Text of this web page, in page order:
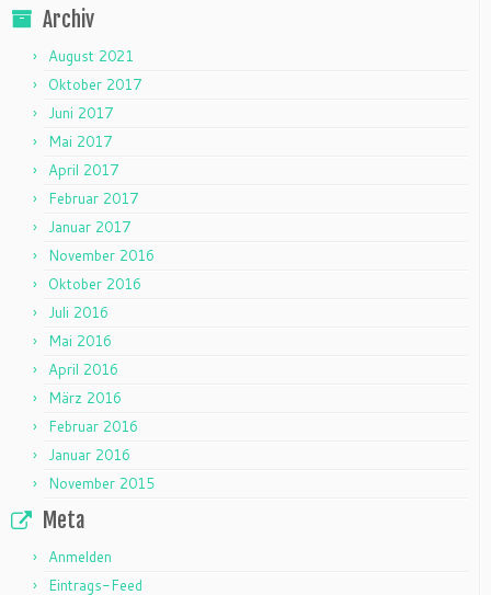
Archiv
August 2021
Oktober 2017
Juni 2017
Mai 2017
April 2017
Februar 2017
Januar 2017
November 2016
Oktober 2016
Juli 2016
Mai 2016
April 2016
März 2016
Februar 2016
Januar 2016
November 2015
Meta
Anmelden
Eintrags-Feed